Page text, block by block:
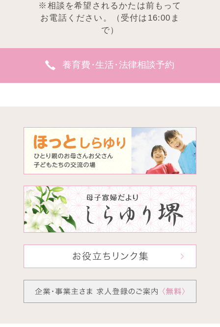
※相談を希望されるかたは前もって
お電話ください。（受付は16:00ま
で）